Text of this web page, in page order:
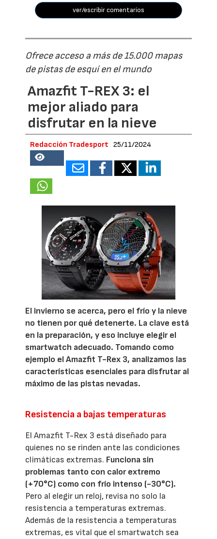
ver/escribir comentarios
Ofrece acceso a más de 15.000 mapas
de pistas de esquí en el mundo
Amazfit T-REX 3: el
mejor aliado para
disfrutar en la nieve
Redacción Tradesport 25/11/2024
56861
El invierno se acerca, pero el frío y la nieve
no tienen por qué detenerte. La clave está
en la preparación, y eso incluye elegir el
smartwatch adecuado. Tomando como
ejemplo el Amazfit T-Rex 3, analizamos las
características esenciales para disfrutar al
máximo de las pistas nevadas.
Resistencia a bajas temperaturas
El Amazfit T-Rex 3 está diseñado para
quienes no se rinden ante las condiciones
climáticas extremas. Funciona sin
problemas tanto con calor extremo
(+70°C) como con frío intenso (-30°C).
Pero al elegir un reloj, revisa no solo la
resistencia a temperaturas extremas.
Además de la resistencia a temperaturas
extremas, es vital que el smartwatch sea